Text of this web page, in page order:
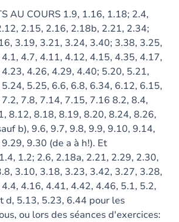
AU COURS 1.9, 1.16, 1.18; 2.4,
2.15, 2.16, 2.18b, 2.21, 2.34;
3.19, 3.21, 3.24, 3.40; 3.38, 3.25,
4.7, 4.11, 4.12, 4.15, 4.35, 4.17,
4.26, 4.29, 4.40; 5.20, 5.21,
5.25, 6.6, 6.8, 6.34, 6.12, 6.15,
7.8, 7.14, 7.15, 7.16 8.2, 8.4,
8.12, 8.18, 8.19, 8.20, 8.24, 8.26,
b), 9.6, 9.7, 9.8, 9.9, 9.10, 9.14,
9.30 (de a à h!). Et
1.2; 2.6, 2.18a, 2.21, 2.29, 2.30,
3.10, 3.18, 3.23, 3.42, 3.27, 3.28,
4.16, 4.41, 4.42, 4.46, 5.1, 5.2,
d, 5.13, 5.23, 6.44 pour les
ou lors des séances d'exercices: